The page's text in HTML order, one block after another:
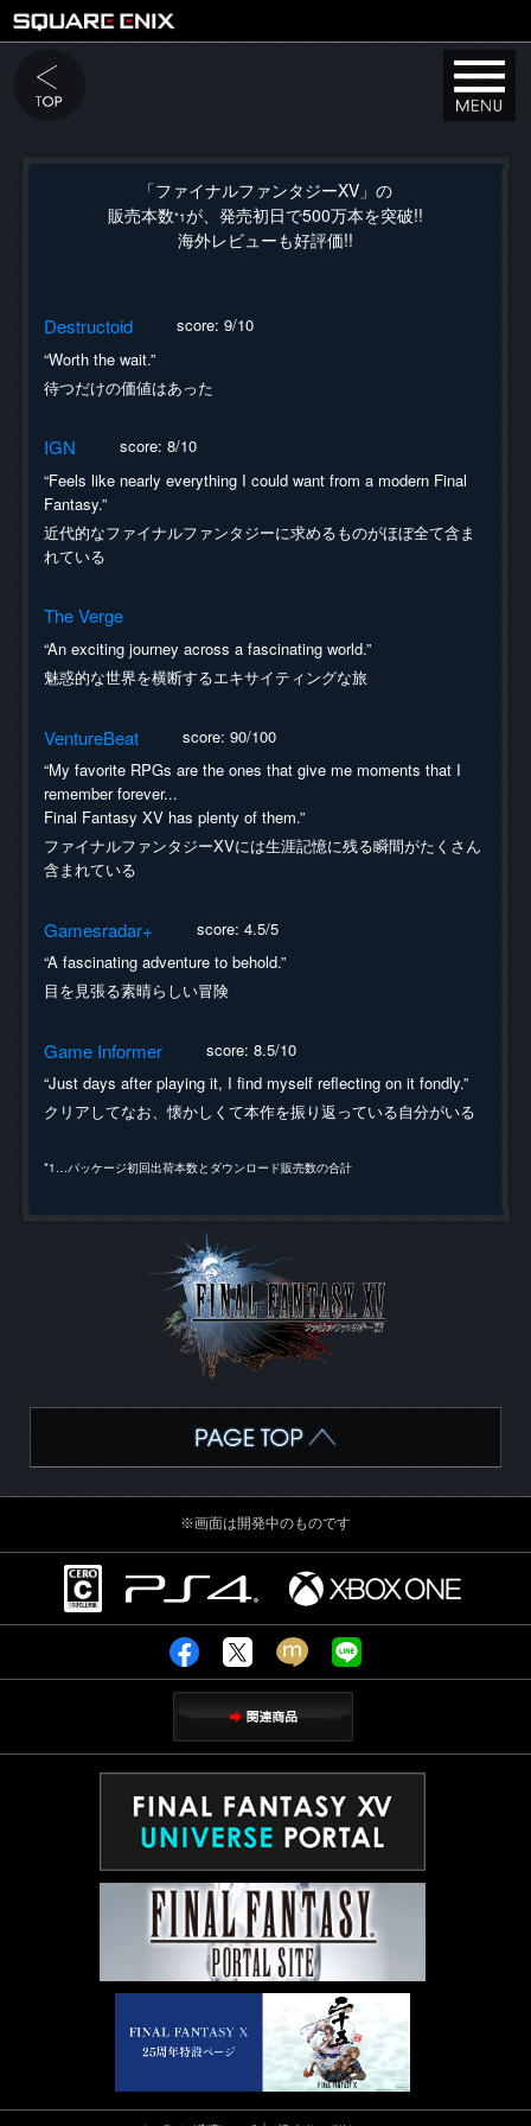
「ファイナルファンタジーXV」の
販売本数*1が、発売初日で500万本を突破!!
海外レビューも好評価!!
Destructoid
score: 9/10
“Worth the wait.”
待つだけの価値はあった
IGN
score: 8/10
“Feels like nearly everything I could want from a modern Final
Fantasy.”
近代的なファイナルファンタジーに求めるものがほぼ全て含ま
れている
The Verge
“An exciting journey across a fascinating world.”
魅惑的な世界を横断するエキサイティングな旅
VentureBeat
score: 90/100
“My favorite RPGs are the ones that give me moments that I
remember forever...
Final Fantasy XV has plenty of them.”
ファイナルファンタジーXVには生涯記憶に残る瞬間がたくさん
含まれている
Gamesradar+
score: 4.5/5
“A fascinating adventure to behold.”
目を見張る素晴らしい冒険
Game Informer
score: 8.5/10
“Just days after playing it, I find myself reflecting on it fondly.”
クリアしてなお、懐かしくて本作を振り返っている自分がいる
*1…パッケージ初回出荷本数とダウンロード販売数の合計
※画面は開発中のものです